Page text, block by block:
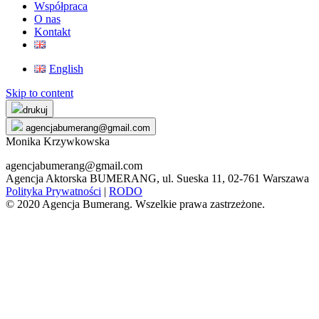
Współpraca
O nas
Kontakt
English
Skip to content
drukuj
agencjabumerang@gmail.com
Monika Krzywkowska
agencjabumerang@gmail.com
Agencja Aktorska BUMERANG, ul. Sueska 11, 02-761 Warszawa
Polityka Prywatności | RODO
© 2020 Agencja Bumerang. Wszelkie prawa zastrzeżone.